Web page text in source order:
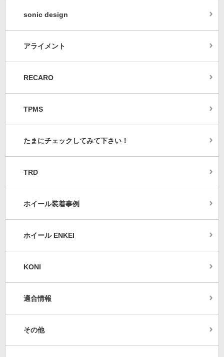
sonic design
アライメント
RECARO
TPMS
たまにチェックしてみて下さい！
TRD
ホイール装着事例
ホイール ENKEI
KONI
適合情報
その他